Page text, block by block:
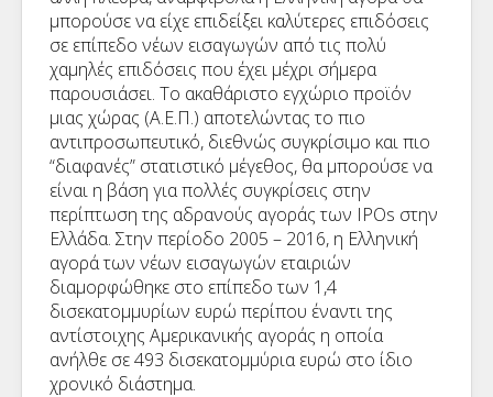
μπορούσε να είχε επιδείξει καλύτερες επιδόσεις
σε επίπεδο νέων εισαγωγών από τις πολύ
χαμηλές επιδόσεις που έχει μέχρι σήμερα
παρουσιάσει. Το ακαθάριστο εγχώριο προϊόν
μιας χώρας (Α.Ε.Π.) αποτελώντας το πιο
αντιπροσωπευτικό, διεθνώς συγκρίσιμο και πιο
“διαφανές” στατιστικό μέγεθος, θα μπορούσε να
είναι η βάση για πολλές συγκρίσεις στην
περίπτωση της αδρανούς αγοράς των IPOs στην
Ελλάδα. Στην περίοδο 2005 – 2016, η Ελληνική
αγορά των νέων εισαγωγών εταιριών
διαμορφώθηκε στο επίπεδο των 1,4
δισεκατομμυρίων ευρώ περίπου έναντι της
αντίστοιχης Αμερικανικής αγοράς η οποία
ανήλθε σε 493 δισεκατομμύρια ευρώ στο ίδιο
χρονικό διάστημα.